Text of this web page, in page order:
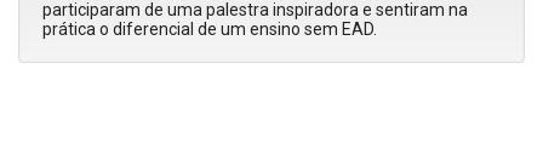
participaram de uma palestra inspiradora e sentiram na
prática o diferencial de um ensino sem EAD.